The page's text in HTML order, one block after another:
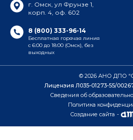
г. Омск, ул Фрунзе 1,
корп. 4, оф. 602
8 (800) 333-96-14
Бесплатная горячая линия
с 6:00 до 18:00 (Омск), без
выходных
© 2026 АНО ДПО
Лицензия Л035-01273-55/
Сведения об
Политика
Создание сайта -